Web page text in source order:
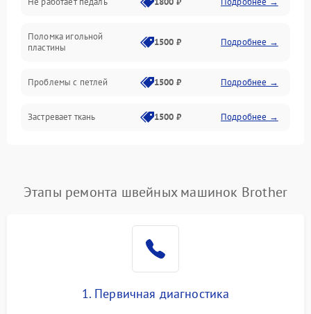
Поломка игольной
пластины
1500 ₽ Подробнее →
Проблемы с петлей 1500 ₽ Подробнее →
Застревает ткань 1500 ₽ Подробнее →
Не работают кнопки
управления
1300 ₽ Подробнее →
Этапы ремонта швейных машинок Brother
1. Первичная диагностика